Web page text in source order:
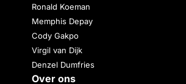
Ronald Koeman
Memphis Depay
Cody Gakpo
Virgil van Dijk
Denzel Dumfries
Over ons